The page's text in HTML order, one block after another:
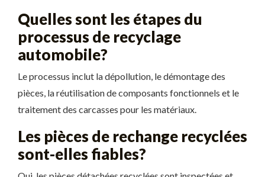
Quelles sont les étapes du
processus de recyclage
automobile?
Le processus inclut la dépollution, le démontage des
pièces, la réutilisation de composants fonctionnels et le
traitement des carcasses pour les matériaux.
Les pièces de rechange recyclées
sont-elles fiables?